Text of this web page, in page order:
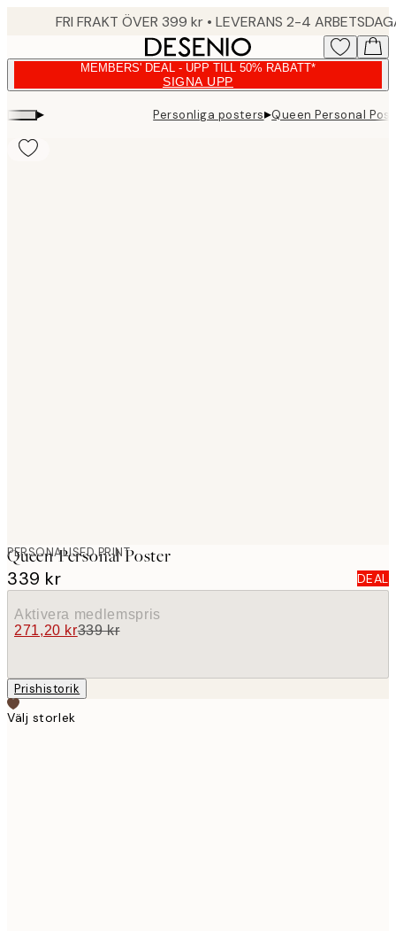
FRI FRAKT ÖVER 399 kr • LEVERANS 2-4
MEMBERS' DEAL - UPP TILL 50% RABATT*
SIGNA UPP
▸ Personliga posters▸Queen Personal
PERSONALISED PRINT
Queen Personal Poster
339 kr DEAL
Aktivera medlemspris
271,20 kr339 kr
Prishistorik
Välj storlek